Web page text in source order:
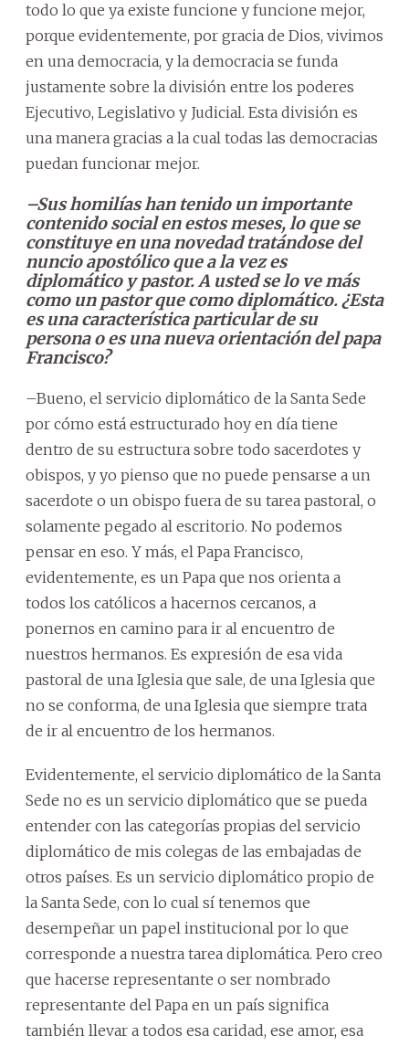
todo lo que ya existe funcione y funcione mejor,
porque evidentemente, por gracia de Dios, vivimos
en una democracia, y la democracia se funda
justamente sobre la división entre los poderes
Ejecutivo, Legislativo y Judicial. Esta división es
una manera gracias a la cual todas las democracias
puedan funcionar mejor.
–Sus homilías han tenido un importante
contenido social en estos meses, lo que se
constituye en una novedad tratándose del
nuncio apostólico que a la vez es
diplomático y pastor. A usted se lo ve más
como un pastor que como diplomático. ¿Esta
es una característica particular de su
persona o es una nueva orientación del papa
Francisco?
–Bueno, el servicio diplomático de la Santa Sede
por cómo está estructurado hoy en día tiene
dentro de su estructura sobre todo sacerdotes y
obispos, y yo pienso que no puede pensarse a un
sacerdote o un obispo fuera de su tarea pastoral, o
solamente pegado al escritorio. No podemos
pensar en eso. Y más, el Papa Francisco,
evidentemente, es un Papa que nos orienta a
todos los católicos a hacernos cercanos, a
ponernos en camino para ir al encuentro de
nuestros hermanos. Es expresión de esa vida
pastoral de una Iglesia que sale, de una Iglesia que
no se conforma, de una Iglesia que siempre trata
de ir al encuentro de los hermanos.
Evidentemente, el servicio diplomático de la Santa
Sede no es un servicio diplomático que se pueda
entender con las categorías propias del servicio
diplomático de mis colegas de las embajadas de
otros países. Es un servicio diplomático propio de
la Santa Sede, con lo cual sí tenemos que
desempeñar un papel institucional por lo que
corresponde a nuestra tarea diplomática. Pero creo
que hacerse representante o ser nombrado
representante del Papa en un país significa
también llevar a todos esa caridad, ese amor, esa